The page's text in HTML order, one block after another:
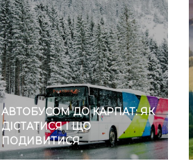
АВТОБУСОМ ДО КАРПАТ: ЯК
ДІСТАТИСЯ І ЩО
ПОДИВИТИСЯ